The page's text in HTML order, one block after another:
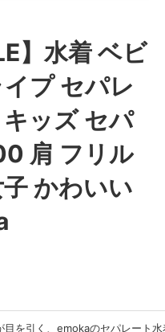
】水着 ベビ
プ セパレ
ッズ セパ
肩 フリル
かわいい
目を引く、emokaのセパレート